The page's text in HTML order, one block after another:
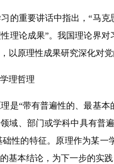
重要讲话中指出，“马克
理论成果”。我国理论界
以原理性成果研究深化对
理哲理
“带有普遍性的、最基本
域、部门或学科中具有普
性的特征。原理作为某
本结论，为下一步的实